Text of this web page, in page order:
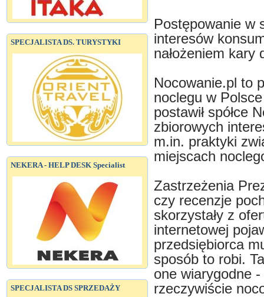
SPECJALISTA DS. TURYSTYKI
NEKERA - HELP DESK Specialist
SPECJALISTA DS SPRZEDAŻY
Postępowanie w
interesów
nałożeniem kary
Nocowanie.pl to
noclegu w
postawił spółce
zbiorowych
m.in. praktyki
miejscach
Zastrzeżenia
czy recenzje
skorzystały z
internetowej
przedsiębiorca
sposób to robi.
one wiarygodne
rzeczywiście